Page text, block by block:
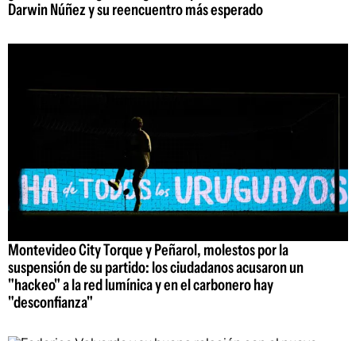
Darwin Núñez y su reencuentro más esperado
Montevideo City Torque y Peñarol, molestos por la
suspensión de su partido: los ciudadanos acusaron un
"hackeo" a la red lumínica y en el carbonero hay
"desconfianza"